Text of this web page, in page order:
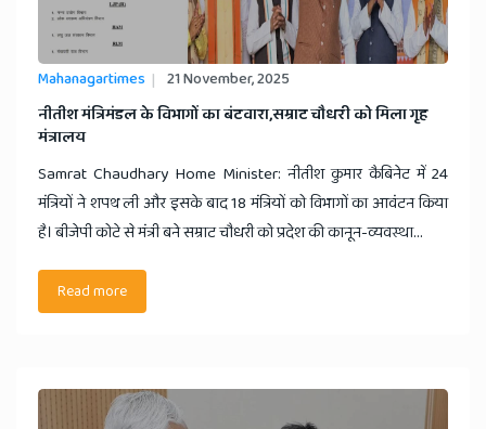
Mahanagartimes 21 November, 2025
नीतीश मंत्रिमंडल के विभागों का बंटवारा,सम्राट चौधरी को मिला गृह
मंत्रालय
Samrat Chaudhary Home Minister: नीतीश कुमार कैबिनेट में 24
मंत्रियों ने शपथ ली और इसके बाद 18 मंत्रियों को विभागों का आवंटन किया
है। बीजेपी कोटे से मंत्री बने सम्राट चौधरी को प्रदेश की कानून-व्यवस्था...
Read more